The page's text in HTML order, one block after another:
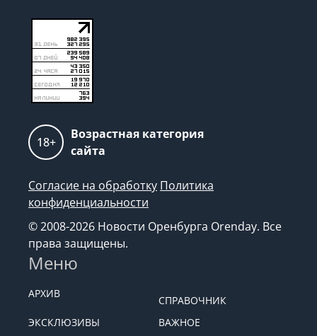
18+
Возрастная категория
сайта
Согласие на обработку Политика
конфиденциальности
© 2008-2026 Новости Оренбурга Orenday. Все
права защищены.
Меню
АРХИВ
СПРАВОЧНИК
ЭКСКЛЮЗИВЫ
ВАЖНОЕ